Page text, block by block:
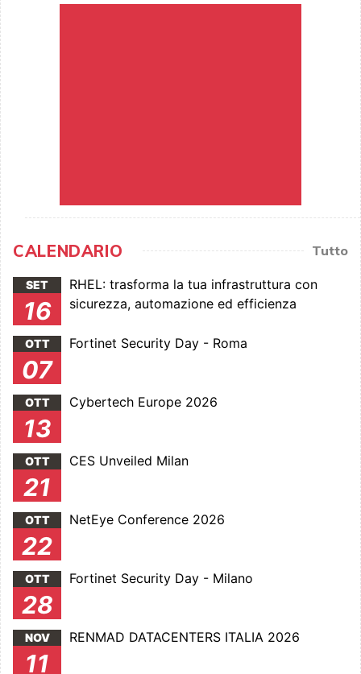
CALENDARIO Tutto
SET
16
RHEL: trasforma la tua infrastruttura con
sicurezza, automazione ed efficienza
OTT
07
Fortinet Security Day - Roma
OTT
13
Cybertech Europe 2026
OTT
21
CES Unveiled Milan
OTT
22
NetEye Conference 2026
OTT
28
Fortinet Security Day - Milano
NOV
11
RENMAD DATACENTERS ITALIA 2026